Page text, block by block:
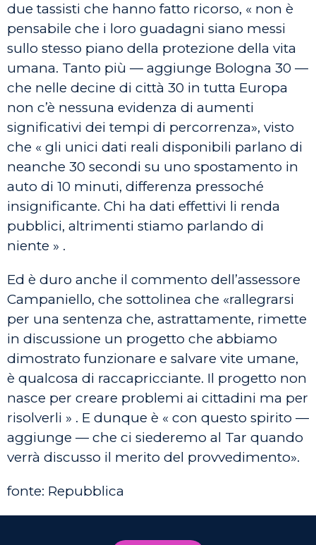
due tassisti che hanno fatto ricorso, « non è
pensabile che i loro guadagni siano messi
sullo stesso piano della protezione della vita
umana. Tanto più — aggiunge Bologna 30 —
che nelle decine di città 30 in tutta Europa
non c’è nessuna evidenza di aumenti
significativi dei tempi di percorrenza», visto
che « gli unici dati reali disponibili parlano di
neanche 30 secondi su uno spostamento in
auto di 10 minuti, differenza pressoché
insignificante. Chi ha dati effettivi li renda
pubblici, altrimenti stiamo parlando di
niente » .
Ed è duro anche il commento dell’assessore
Campaniello, che sottolinea che «rallegrarsi
per una sentenza che, astrattamente, rimette
in discussione un progetto che abbiamo
dimostrato funzionare e salvare vite umane,
è qualcosa di raccapricciante. Il progetto non
nasce per creare problemi ai cittadini ma per
risolverli » . E dunque è « con questo spirito —
aggiunge — che ci siederemo al Tar quando
verrà discusso il merito del provvedimento».
fonte: Repubblica